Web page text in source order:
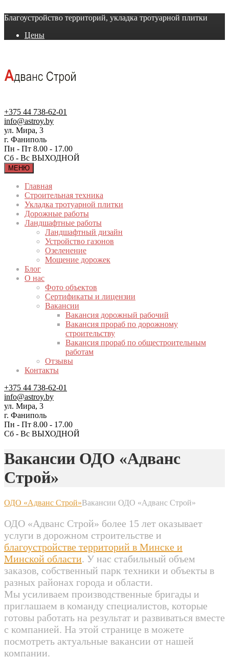
Благоустройство территорий, укладка тротуарной плитки
Цены
+375 44 738-62-01
info@astroy.by
ул. Мира, 3
г. Фаниполь
Пн - Пт 8.00 - 17.00
Сб - Вс ВЫХОДНОЙ
МЕНЮ
Главная
Строительная техника
Укладка тротуарной плитки
Дорожные работы
Ландшафтные работы
Ландшафтный дизайн
Устройство газонов
Озеленение
Мощение дорожек
Блог
О нас
Фото объектов
Сертификаты и лицензии
Вакансии
Вакансия дорожный рабочий
Вакансия прораб по дорожному
строительству
Вакансия прораб по общестроительным
работам
Отзывы
Контакты
+375 44 738-62-01
info@astroy.by
ул. Мира, 3
г. Фаниполь
Пн - Пт 8.00 - 17.00
Сб - Вс ВЫХОДНОЙ
Вакансии ОДО «Адванс
Строй»
ОДО «Адванс Строй»Вакансии ОДО «Адванс Строй»
ОДО «Адванс Строй» более 15 лет оказывает
услуги в дорожном строительстве и
благоустройстве территорий в Минске и
Минской области. У нас стабильный объем
заказов, собственный парк техники и объекты в
разных районах города и области.
Мы усиливаем производственные бригады и
приглашаем в команду специалистов, которые
готовы работать на результат и развиваться вместе
с компанией. На этой странице в можете
посмотреть актуальные вакансии от нашей
компании.